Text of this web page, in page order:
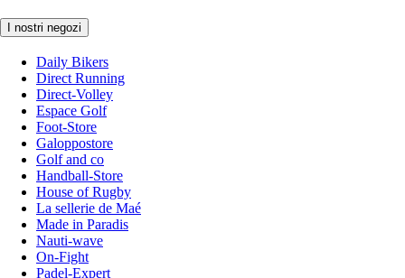
I nostri negozi
Daily Bikers
Direct Running
Direct-Volley
Espace Golf
Foot-Store
Galoppostore
Golf and co
Handball-Store
House of Rugby
La sellerie de Maé
Made in Paradis
Nauti-wave
On-Fight
Padel-Expert